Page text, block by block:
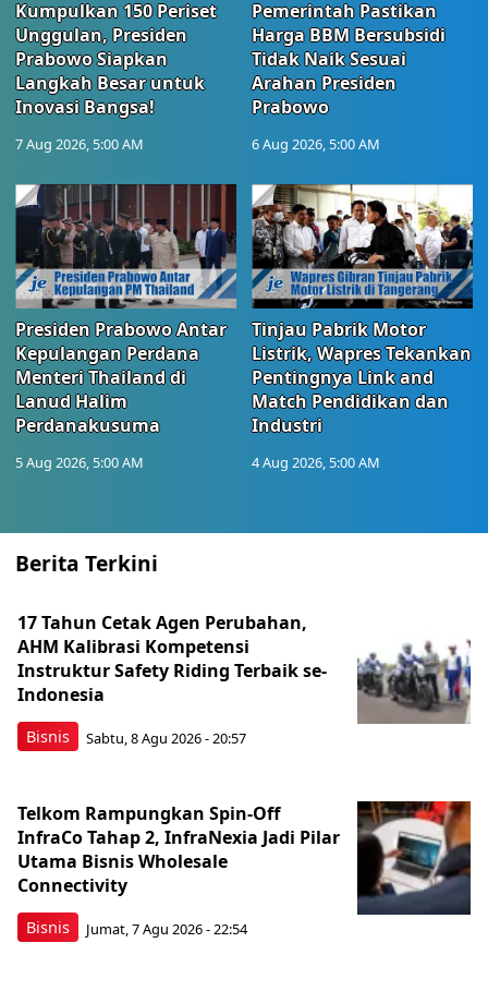
Kumpulkan 150 Periset
Unggulan, Presiden
Prabowo Siapkan
Langkah Besar untuk
Inovasi Bangsa!
7 Aug 2026, 5:00 AM
Pemerintah Pastikan
Harga BBM Bersubsidi
Tidak Naik Sesuai
Arahan Presiden
Prabowo
6 Aug 2026, 5:00 AM
Presiden Prabowo Antar
Kepulangan Perdana
Menteri Thailand di
Lanud Halim
Perdanakusuma
5 Aug 2026, 5:00 AM
Tinjau Pabrik Motor
Listrik, Wapres Tekankan
Pentingnya Link and
Match Pendidikan dan
Industri
4 Aug 2026, 5:00 AM
Berita Terkini
Bisnis
17 Tahun Cetak Agen Perubahan,
AHM Kalibrasi Kompetensi
Instruktur Safety Riding Terbaik se-
Indonesia
Sabtu, 8 Agu 2026 - 20:57
Bisnis
Telkom Rampungkan Spin-Off
InfraCo Tahap 2, InfraNexia Jadi Pilar
Utama Bisnis Wholesale
Connectivity
Jumat, 7 Agu 2026 - 22:54